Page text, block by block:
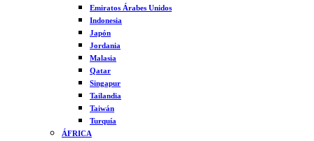
Emiratos Árabes Unidos
Indonesia
Japón
Jordania
Malasia
Qatar
Singapur
Tailandia
Taiwán
Turquía
ÁFRICA